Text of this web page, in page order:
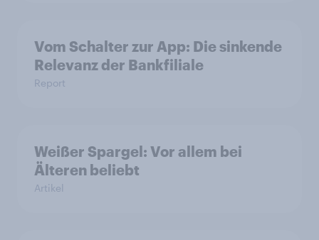
Vom Schalter zur App: Die sinkende
Relevanz der Bankfiliale
Report
Weißer Spargel: Vor allem bei
Älteren beliebt
Artikel